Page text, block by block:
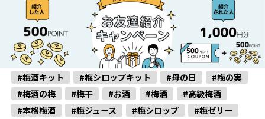
#梅酒キット #梅シロップキット #母の日
#梅の実
#梅酒の梅
#梅干 #お酒 #梅酒
#高級梅酒
#本格梅酒
#梅ジュース #梅シロップ
#梅ゼリー